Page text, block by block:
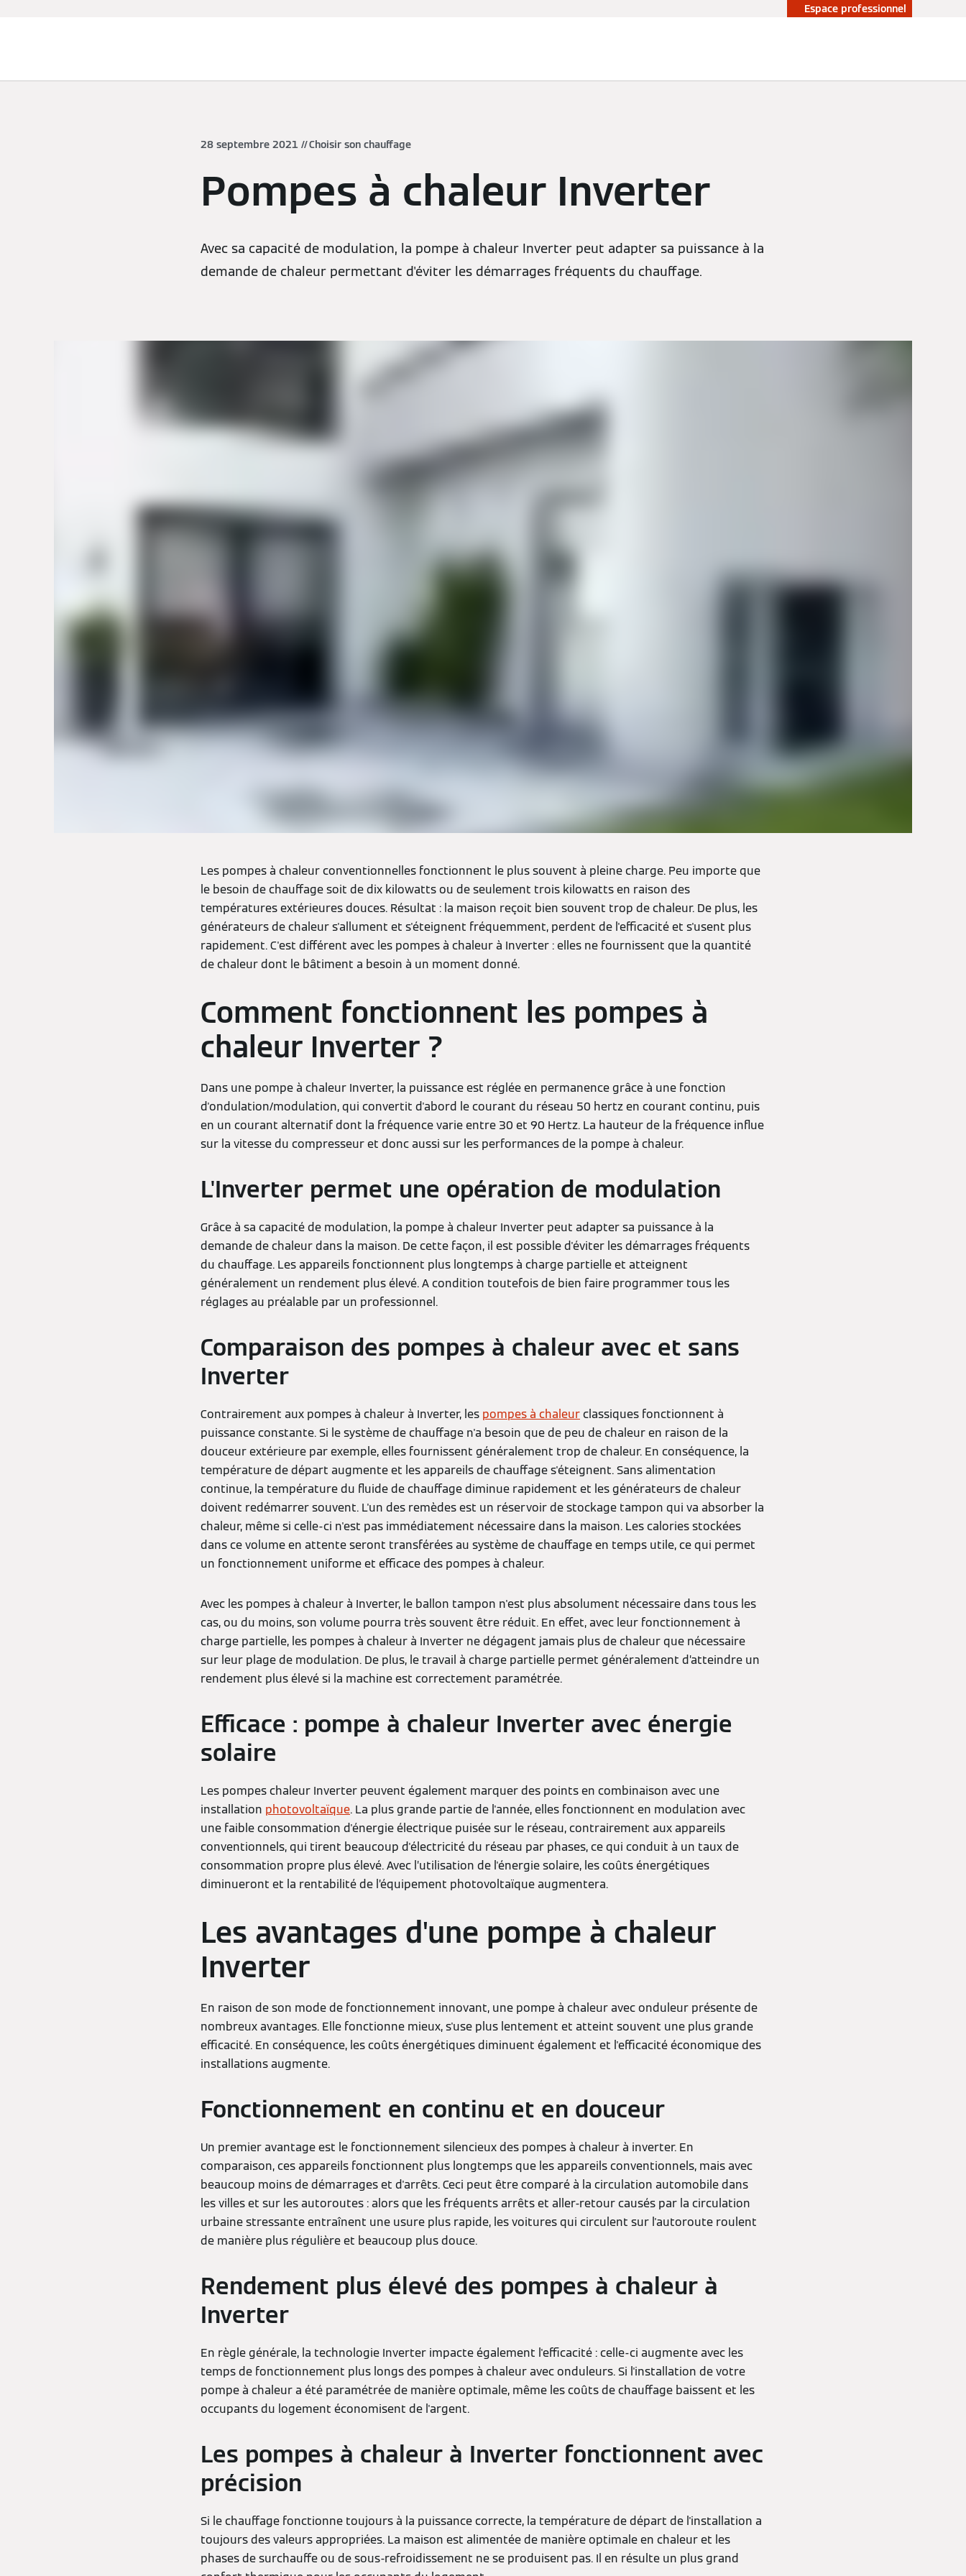
Espace professionnel
28 septembre 2021 Choisir son chauffage
Pompes à chaleur Inverter
Avec sa capacité de modulation, la pompe à chaleur Inverter peut adapter sa puissance à la
demande de chaleur permettant d'éviter les démarrages fréquents du chauffage.
Les pompes à chaleur conventionnelles fonctionnent le plus souvent à pleine charge. Peu importe que
le besoin de chauffage soit de dix kilowatts ou de seulement trois kilowatts en raison des
températures extérieures douces. Résultat : la maison reçoit bien souvent trop de chaleur. De plus, les
générateurs de chaleur s'allument et s'éteignent fréquemment, perdent de l'efficacité et s'usent plus
rapidement. C'est différent avec les pompes à chaleur à Inverter : elles ne fournissent que la quantité
de chaleur dont le bâtiment a besoin à un moment donné.
Comment fonctionnent les pompes à
chaleur Inverter ?
Dans une pompe à chaleur Inverter, la puissance est réglée en permanence grâce à une fonction
d'ondulation/modulation, qui convertit d'abord le courant du réseau 50 hertz en courant continu, puis
en un courant alternatif dont la fréquence varie entre 30 et 90 Hertz. La hauteur de la fréquence influe
sur la vitesse du compresseur et donc aussi sur les performances de la pompe à chaleur.
L'Inverter permet une opération de modulation
Grâce à sa capacité de modulation, la pompe à chaleur Inverter peut adapter sa puissance à la
demande de chaleur dans la maison. De cette façon, il est possible d'éviter les démarrages fréquents
du chauffage. Les appareils fonctionnent plus longtemps à charge partielle et atteignent
généralement un rendement plus élevé. A condition toutefois de bien faire programmer tous les
réglages au préalable par un professionnel.
Comparaison des pompes à chaleur avec et sans
Inverter
Contrairement aux pompes à chaleur à Inverter, les pompes à chaleurclassiques fonctionnent à
puissance constante. Si le système de chauffage n'a besoin que de peu de chaleur en raison de la
douceur extérieure par exemple, elles fournissent généralement trop de chaleur. En conséquence, la
température de départ augmente et les appareils de chauffage s'éteignent. Sans alimentation
continue, la température du fluide de chauffage diminue rapidement et les générateurs de chaleur
doivent redémarrer souvent. L'un des remèdes est un réservoir de stockage tampon qui va absorber la
chaleur, même si celle-ci n'est pas immédiatement nécessaire dans la maison. Les calories stockées
dans ce volume en attente seront transférées au système de chauffage en temps utile, ce qui permet
un fonctionnement uniforme et efficace des pompes à chaleur.
Avec les pompes à chaleur à Inverter, le ballon tampon n'est plus absolument nécessaire dans tous les
cas, ou du moins, son volume pourra très souvent être réduit. En effet, avec leur fonctionnement à
charge partielle, les pompes à chaleur à Inverter ne dégagent jamais plus de chaleur que nécessaire
sur leur plage de modulation. De plus, le travail à charge partielle permet généralement d’atteindre un
rendement plus élevé si la machine est correctement paramétrée.
Efficace : pompe à chaleur Inverter avec énergie
solaire
Les pompes chaleur Inverter peuvent également marquer des points en combinaison avec une
installation photovoltaïque. La plus grande partie de l'année, elles fonctionnent en modulation avec
une faible consommation d'énergie électrique puisée sur le réseau, contrairement aux appareils
conventionnels, qui tirent beaucoup d'électricité du réseau par phases, ce qui conduit à un taux de
consommation propre plus élevé. Avec l’utilisation de l'énergie solaire, les coûts énergétiques
diminueront et la rentabilité de l’équipement photovoltaïque augmentera.
Les avantages d'une pompe à chaleur
Inverter
En raison de son mode de fonctionnement innovant, une pompe à chaleur avec onduleur présente de
nombreux avantages. Elle fonctionne mieux, s'use plus lentement et atteint souvent une plus grande
efficacité. En conséquence, les coûts énergétiques diminuent également et l'efficacité économique des
installations augmente.
Fonctionnement en continu et en douceur
Un premier avantage est le fonctionnement silencieux des pompes à chaleur à inverter. En
comparaison, ces appareils fonctionnent plus longtemps que les appareils conventionnels, mais avec
beaucoup moins de démarrages et d'arrêts. Ceci peut être comparé à la circulation automobile dans
les villes et sur les autoroutes : alors que les fréquents arrêts et aller-retour causés par la circulation
urbaine stressante entraînent une usure plus rapide, les voitures qui circulent sur l'autoroute roulent
de manière plus régulière et beaucoup plus douce.
Rendement plus élevé des pompes à chaleur à
Inverter
En règle générale, la technologie Inverter impacte également l'efficacité : celle-ci augmente avec les
temps de fonctionnement plus longs des pompes à chaleur avec onduleurs. Si l'installation de votre
pompe à chaleur a été paramétrée de manière optimale, même les coûts de chauffage baissent et les
occupants du logement économisent de l'argent.
Les pompes à chaleur à Inverter fonctionnent avec
précision
Si le chauffage fonctionne toujours à la puissance correcte, la température de départ de l'installation a
toujours des valeurs appropriées. La maison est alimentée de manière optimale en chaleur et les
phases de surchauffe ou de sous-refroidissement ne se produisent pas. Il en résulte un plus grand